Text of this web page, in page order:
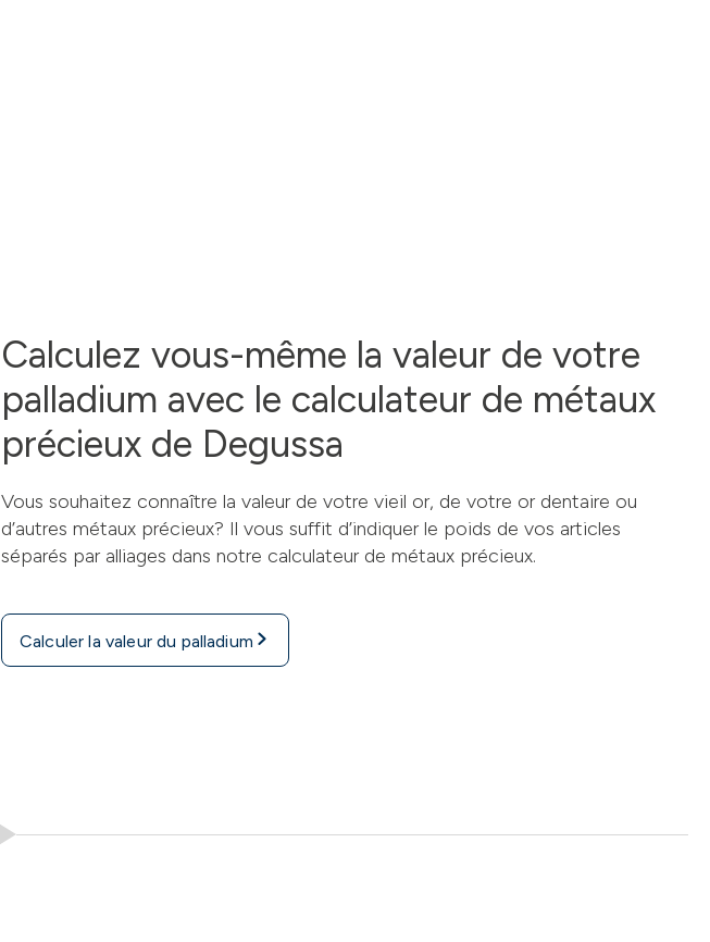
Calculez vous-même la valeur de votre
palladium avec le calculateur de métaux
précieux de Degussa
Vous souhaitez connaître la valeur de votre vieil or, de votre or dentaire ou
d’autres métaux précieux? Il vous suffit d’indiquer le poids de vos articles
séparés par alliages dans notre calculateur de métaux précieux.
Calculer la valeur du palladium